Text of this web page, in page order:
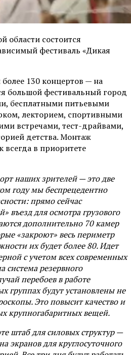
области состоится
фестиваль «Дикая
130 концертов — на
большой фестивальный город
бесплатными питьевыми
лекторием, спортивными
встречами, тест-драйвами,
детства. Монтаж
всегда в приоритете
наших зрителей — это две
году мы беспрецедентно
прямо сейчас
въезд для осмотра грузового
дополнительно 70 камер
«закроют» весь периметр
их будет более 80. Идет
с учетом всех современных
система резервного
перебоев в работе
группах будут установлены не
Это повысит качество и
крупногабаритных вещей.
штаб для силовых структур —
экранов для круглосуточного